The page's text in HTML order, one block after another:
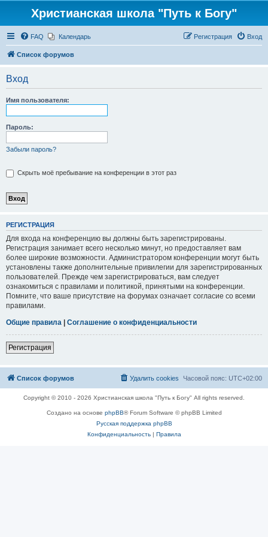
Христианская школа "Путь к Богу"
FAQ Календарь Вход
Регистрация
Список форумов
Вход
Имя пользователя:
Пароль:
Забыли пароль?
Скрыть моё пребывание на конференции в этот раз
РЕГИСТРАЦИЯ
Для входа на конференцию вы должны быть зарегистрированы.
Регистрация занимает всего несколько минут, но предоставляет вам
более широкие возможности. Администратором конференции могут быть
установлены также дополнительные привилегии для зарегистрированных
пользователей. Прежде чем зарегистрироваться, вам следует
ознакомиться с правилами и политикой, принятыми на конференции.
Помните, что ваше присутствие на форумах означает согласие со всеми
правилами.
Общие правила
Соглашение о конфиденциальности
Регистрация
Список форумов Часовой пояс: UTC+02:00
Удалить cookies
Copyright © 2010 - 2026 Христианская школа "Путь к Богу" All rights reserved.
Создано на основе phpBB® Forum Software © phpBB Limited
Русская поддержка phpBB
Конфиденциальность| Правила